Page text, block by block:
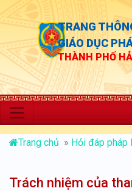
TRANG
GIÁO DỤC
THÀNH PHỐ
Trang chủ » Hỏi đáp pháp
Trách nhiệm của